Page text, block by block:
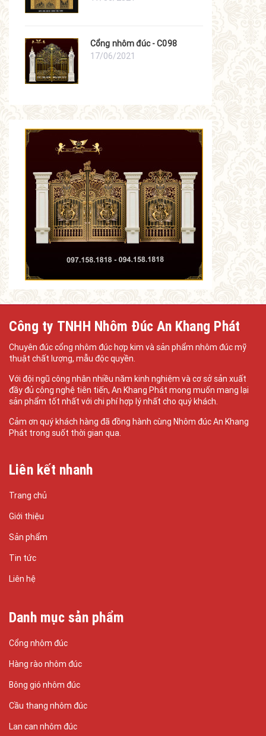
Cổng nhôm đúc - C098
17/06/2021
Công ty TNHH Nhôm Đúc An Khang Phát
Chuyên đúc cổng nhôm đúc hợp kim và sản phẩm nhôm đúc mỹ
thuật chất lượng, mẫu độc quyền.
Với đội ngũ công nhân nhiều năm kinh nghiệm và cơ sở sản xuất
đầy đủ công nghệ tiên tiến, An Khang Phát mong muốn mang lại
sản phẩm tốt nhất với chi phí hợp lý nhất cho quý khách.
Cảm ơn quý khách hàng đã đồng hành cùng Nhôm đúc An Khang
Phát trong suốt thời gian qua.
Liên kết nhanh
Trang chủ
Giới thiệu
Sản phẩm
Tin tức
Liên hệ
Danh mục sản phẩm
Cổng nhôm đúc
Hàng rào nhôm đúc
Bông gió nhôm đúc
Cầu thang nhôm đúc
Lan can nhôm đúc